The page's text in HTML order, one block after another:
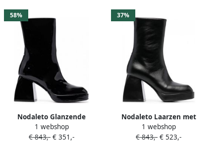
58%
Nodaleto Glanzende
enkellaarzen Zwart
1 webshop
€ 843,- € 351,-
37%
Nodaleto Laarzen met
blokhak Zwart
1 webshop
€ 843,- € 523,-